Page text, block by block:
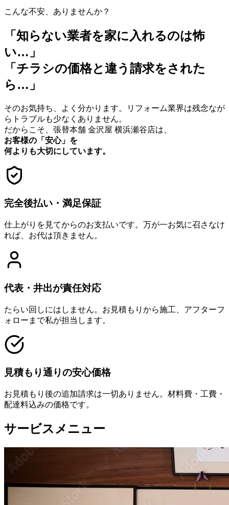
こんな不安、ありませんか？
「知らない業者を家に入れるのは怖
い…」
「チラシの価格と違う請求をされた
ら…」
そのお気持ち、よく分かります。リフォーム業界は残念なが
らトラブルも少なくありません。
だからこそ、張替本舗 金沢屋 横浜瀬谷店は、
お客様の「安心」を
何よりも大切にしています。
完全後払い・満足保証
仕上がりを見てからのお支払いです。万が一お気に召さなけ
れば、お代は頂きません。
代表・井出が責任対応
たらい回しにはしません。お見積もりから施工、アフターフ
ォローまで私が担当します。
見積もり通りの安心価格
お見積もり後の追加請求は一切ありません。材料費・工費・
配達料込みの価格です。
サービスメニュー